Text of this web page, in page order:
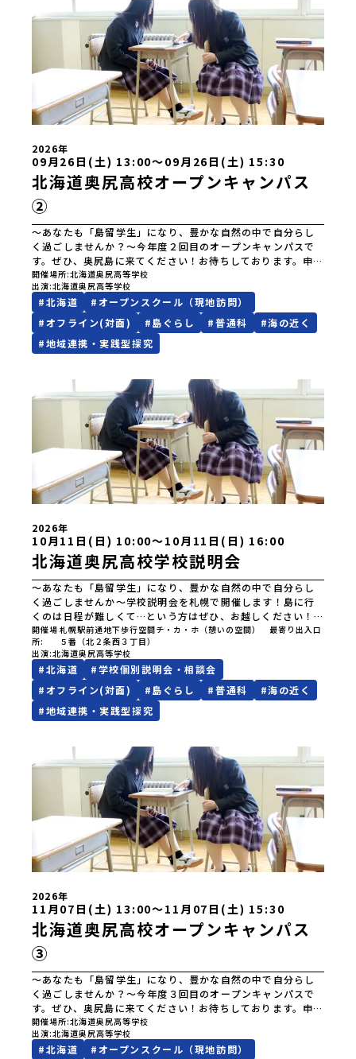
等学校愛媛県立南宇和高等学校愛媛県立宇和島南高等学校(宇
和島水産・宇南中等)愛媛県立野村高等学校愛媛県立弓削高等
学校愛媛県立上浮穴高等学校愛媛県立今治工業高等学校高知
県立嶺北高等学校高知県立四万十高等学校高知県立中村高等
学校西土佐分校高知県立高知農業高等学校 九州 佐賀県立
有田工業高等学校熊本県立小国高等学校熊本県立矢部高等学
校佐賀県立牛津高等学校鹿児島県立沖永良部高等学校宮崎県
立飯野高等学校宮崎県立高千穂高等学校鹿児島県立古仁屋高
等学校沖縄県立久米島高等学校私立高校国際高等専門学校
(広島県) ※2日目のみ参加
2026年
09月26日(土) 13:00〜09月26日(土) 15:30
北海道奥尻高校オープンキャンパス
②
～あなたも「島留学生」になり、豊かな自然の中で自分らし
く過ごしませんか？～今年度２回目のオープンキャンパスで
す。ぜひ、奥尻島に来てください！お待ちしております。申し
込みは、以下のURLよりお願いいたします。
https://forms.gle/sZvo8tRssXydsgWW8
開催場所 北海道奥尻高等学校
出演 北海道奥尻高等学校
#北海道 #オープンスクール（現地訪問）
#オフライン(対面) #島ぐらし #普通科 #海の近く
#地域連携・実践型探究
2026年
10月11日(日) 10:00〜10月11日(日) 16:00
北海道奥尻高校学校説明会
～あなたも「島留学生」になり、豊かな自然の中で自分らし
く過ごしませんか～学校説明会を札幌で開催します！島に行
くのは日程が難しくて…という方はぜひ、お越しください！
お待ちしております。申し込みは、以下のURLよりお願いいた
します。https://forms.gle/sZvo8tRssXydsgWW8
開催場
所
札幌駅前通地下歩行空間チ・カ・ホ（憩いの空間） 最寄り出入口
５番（北２条西３丁目）
出演 北海道奥尻高等学校
#北海道 #学校個別説明会・相談会
#オフライン(対面) #島ぐらし #普通科 #海の近く
#地域連携・実践型探究
2026年
11月07日(土) 13:00〜11月07日(土) 15:30
北海道奥尻高校オープンキャンパス
③
～あなたも「島留学生」になり、豊かな自然の中で自分らし
く過ごしませんか？～今年度３回目のオープンキャンパスで
す。ぜひ、奥尻島に来てください！お待ちしております。申し
込みは、以下のURLよりお願いいたします。
https://forms.gle/sZvo8tRssXydsgWW8
開催場所 北海道奥尻高等学校
出演 北海道奥尻高等学校
#北海道 #オープンスクール（現地訪問）